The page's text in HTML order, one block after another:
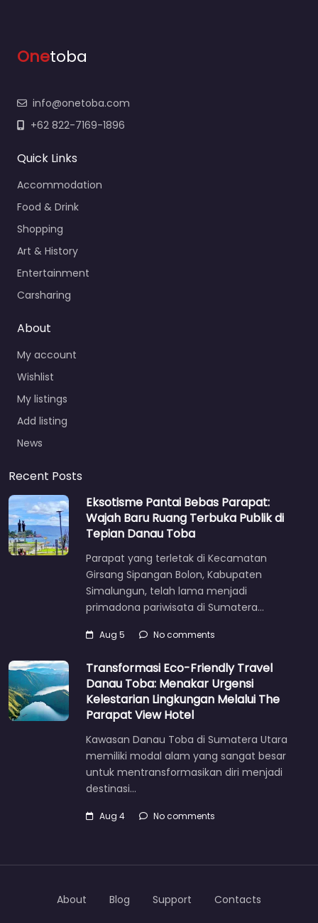
Onetoba
info@onetoba.com
+62 822-7169-1896
Quick Links
Accommodation
Food & Drink
Shopping
Art & History
Entertainment
Carsharing
About
My account
Wishlist
My listings
Add listing
News
Recent Posts
Eksotisme Pantai Bebas Parapat:
Wajah Baru Ruang Terbuka Publik di
Tepian Danau Toba
Parapat yang terletak di Kecamatan
Girsang Sipangan Bolon, Kabupaten
Simalungun, telah lama menjadi
primadona pariwisata di Sumatera…
Aug 5 No comments
Transformasi Eco-Friendly Travel
Danau Toba: Menakar Urgensi
Kelestarian Lingkungan Melalui The
Parapat View Hotel
Kawasan Danau Toba di Sumatera Utara
memiliki modal alam yang sangat besar
untuk mentransformasikan diri menjadi
destinasi…
Aug 4 No comments
About Blog Support Contacts